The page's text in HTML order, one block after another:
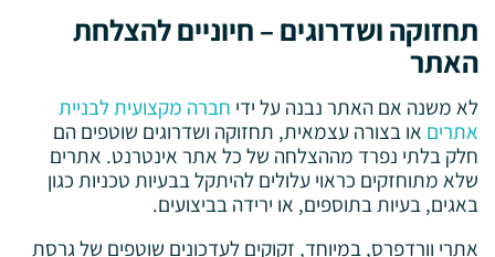
תחזוקה ושדרוגים – חיוניים להצלחת
האתר
לא משנה אם האתר נבנה על ידיחברה מקצועית לבניית
אתריםאו בצורה עצמאית, תחזוקה ושדרוגים שוטפים הם
חלק בלתי נפרד מההצלחה של כל אתר אינטרנט. אתרים
שלא מתוחזקים כראוי עלולים להיתקל בבעיות טכניות כגון
באגים, בעיות בתוספים, או ירידה בביצועים.
אתרי וורדפרס, במיוחד, זקוקים לעדכונים שוטפים של גרסת